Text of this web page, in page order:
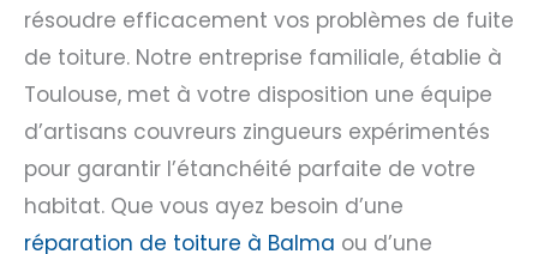
résoudre efficacement vos problèmes de fuite
de toiture. Notre entreprise familiale, établie à
Toulouse, met à votre disposition une équipe
d’artisans couvreurs zingueurs expérimentés
pour garantir l’étanchéité parfaite de votre
habitat. Que vous ayez besoin d’une
réparation de toiture à Balma ou d’une